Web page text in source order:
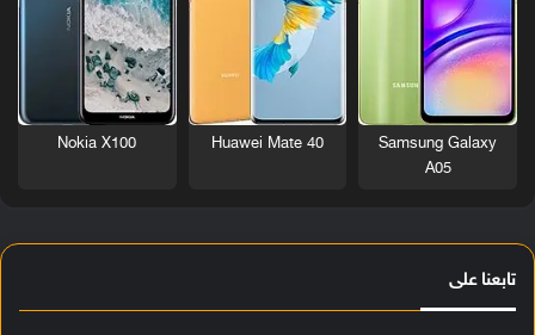
Samsung Galaxy
A05
Huawei Mate 40
Nokia X100
تابعنا على